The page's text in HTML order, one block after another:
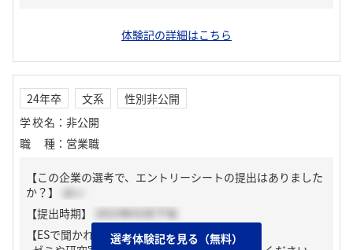
体験記の詳細はこちら
24年卒 文系
性別非公開
学校名 ： 非公開
職種 ： 営業職
【この企業の選考で、エントリーシートの提出はありました
か？】
はい
【提出時期】
2023年03月下旬
【ESで聞かれた質問】選考体験記を見る（無料）